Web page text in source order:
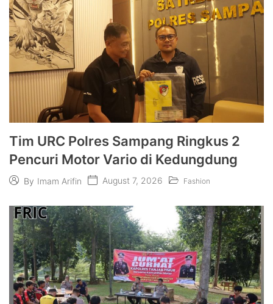
Tim URC Polres Sampang Ringkus 2
Pencuri Motor Vario di Kedungdung
By Imam Arifin August 7, 2026 Fashion